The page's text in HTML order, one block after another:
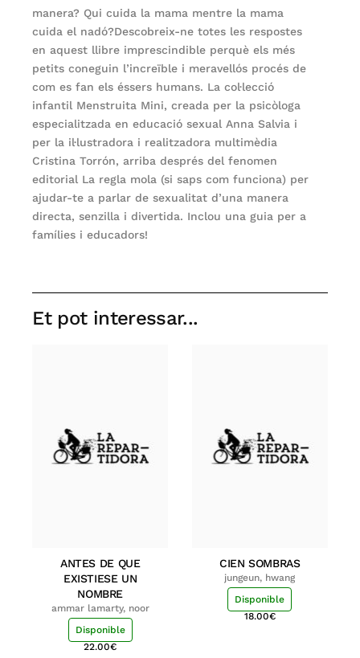
manera? Qui cuida la mama mentre la mama
cuida el nadó?Descobreix-ne totes les respostes
en aquest llibre imprescindible perquè els més
petits coneguin l’increïble i meravellós procés de
com es fan els éssers humans. La col·lecció
infantil Menstruita Mini, creada per la psicòloga
especialitzada en educació sexual Anna Salvia i
per la il·lustradora i realitzadora multimèdia
Cristina Torrón, arriba després del fenomen
editorial La regla mola (si saps com funciona) per
ajudar-te a parlar de sexualitat d’una manera
directa, senzilla i divertida. Inclou una guia per a
famílies i educadors!
Et pot interessar...
ANTES DE QUE
EXISTIESE UN
NOMBRE
ammar lamarty, noor
Disponible
22.00€
CIEN SOMBRAS
jungeun, hwang
Disponible
18.00€